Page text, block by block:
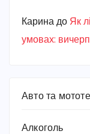
Карина до Як
умовах:
Авто та
Алкоголь